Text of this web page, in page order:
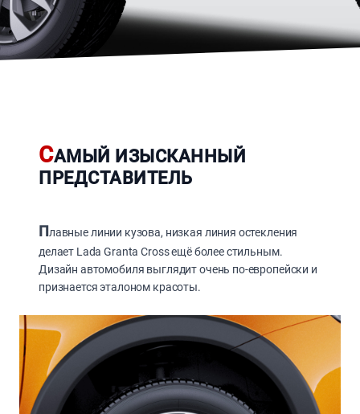
САМЫЙ ИЗЫСКАННЫЙ
ПРЕДСТАВИТЕЛЬ
Плавные линии кузова, низкая линия остекления
делает Lada Granta Cross ещё более стильным.
Дизайн автомобиля выглядит очень по-европейски и
признается эталоном красоты.